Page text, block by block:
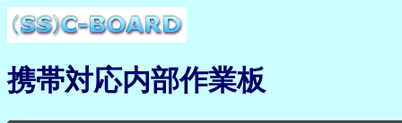
携帯対応内部作業板